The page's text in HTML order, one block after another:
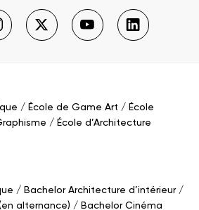
École de Game Art
École
École d’Architecture
Bachelor Architecture d’intérieur
alternance)
Bachelor Cinéma